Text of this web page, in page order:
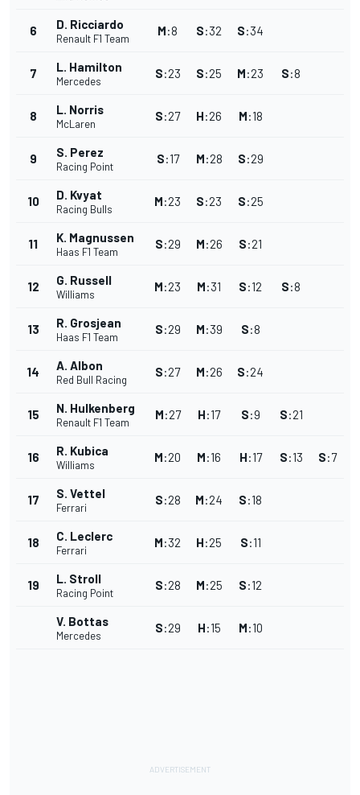
6 D. Ricciardo
Renault F1 Team
M:8 S:32 S:34
7 L. Hamilton
Mercedes
S:23 S:25 M:23 S:8
8 L. Norris
McLaren
S:27 H:26 M:18
9 S. Perez
Racing Point
S:17 M:28 S:29
10 D. Kvyat
Racing Bulls
M:23 S:23 S:25
11 K. Magnussen
Haas F1 Team
S:29 M:26 S:21
12 G. Russell
Williams
M:23 M:31 S:12 S:8
13 R. Grosjean
Haas F1 Team
S:29 M:39 S:8
14 A. Albon
Red Bull Racing
S:27 M:26 S:24
15 N. Hulkenberg
Renault F1 Team
M:27 H:17 S:9 S:21
16 R. Kubica
Williams
M:20 M:16 H:17 S:13 S:7
17 S. Vettel
Ferrari
S:28 M:24 S:18
18 C. Leclerc
Ferrari
M:32 H:25 S:11
19 L. Stroll
Racing Point
S:28 M:25 S:12
V. Bottas
Mercedes
S:29 H:15 M:10